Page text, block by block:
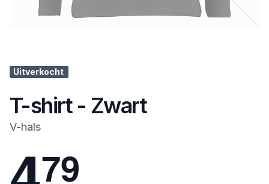
Uitverkocht
T-shirt - Zwart
V-hals
79